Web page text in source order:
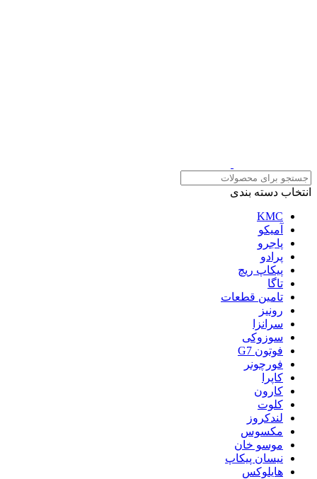
انتخاب دسته بندی
KMC
آمیکو
پاجرو
پرادو
پیکاپ ریچ
تاگا
تامین قطعات
رونیز
سرانزا
سوزوکی
فوتون G7
فورچونر
کاپرا
کارون
کلوت
لندکروز
مکسوس
موسو خان
نیسان پیکاپ
هایلوکس